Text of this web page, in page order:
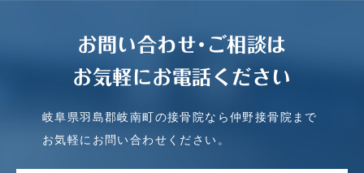
お問い合わせ･ご相談は
お気軽にお電話ください
岐阜県羽島郡岐南町の接骨院なら仲野接骨院まで
お気軽にお問い合わせください。